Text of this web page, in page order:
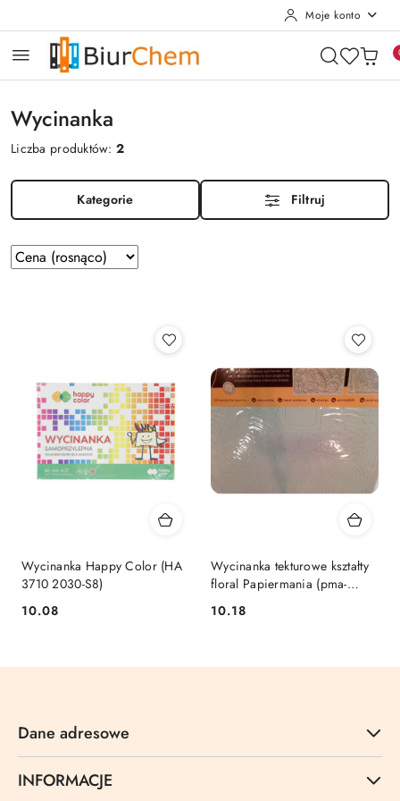
Moje konto
Wycinanka
Liczba produktów:2
Kategorie Filtruj
Zastosowano
sortowanie:
Sortuj
według
Wycinanka Happy Color (HA
3710 2030-S8)
Cena:
10.08
Wycinanka tekturowe kształty
floral Papiermania (pma-
355100)
Cena:
10.18
Dane adresowe
INFORMACJE